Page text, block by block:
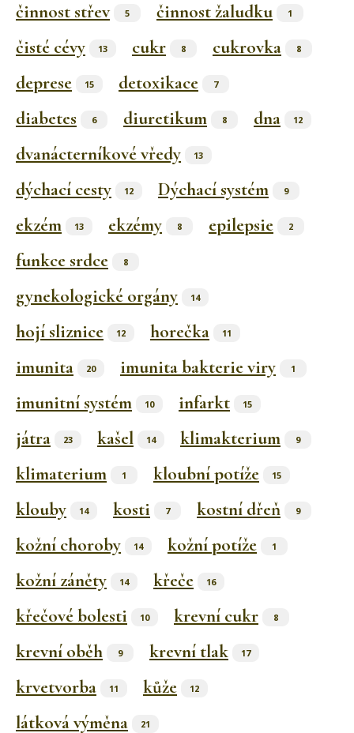
činnost střev 5 činnost žaludku 1
čisté cévy 13 cukr 8 cukrovka 8
deprese 15 detoxikace 7
diabetes 6 diuretikum 8 dna 12
dvanácterníkové vředy 13
dýchací cesty 12 Dýchací systém 9
ekzém 13 ekzémy 8 epilepsie 2
funkce srdce 8
gynekologické orgány 14
hojí sliznice 12 horečka 11
imunita 20 imunita bakterie viry 1
imunitní systém 10 infarkt 15
játra 23 kašel 14 klimakterium 9
klimaterium 1 kloubní potíže 15
klouby 14 kosti 7 kostní dřeň 9
kožní choroby 14 kožní potíže 1
kožní záněty 14 křeče 16
křečové bolesti 10 krevní cukr 8
krevní oběh 9 krevní tlak 17
krvetvorba 11 kůže 12
látková výměna 21